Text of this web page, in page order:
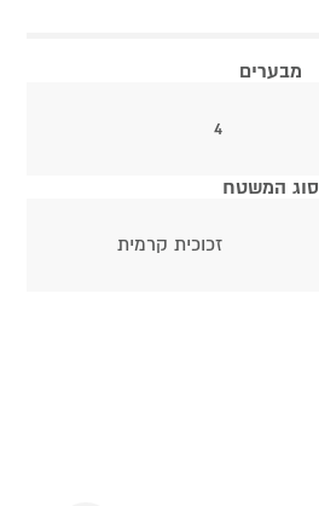
מבערים
4
סוג המשטח
זכוכית קרמית